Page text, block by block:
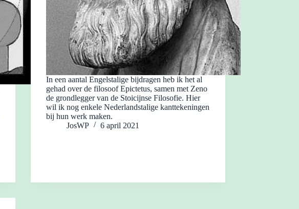
In een aantal Engelstalige bijdragen heb ik het al
gehad over de filosoof Epictetus, samen met Zeno
de grondlegger van de Stoicijnse Filosofie. Hier
wil ik nog enkele Nederlandstalige kanttekeningen
bij hun werk maken.
JosWP
6 april 2021